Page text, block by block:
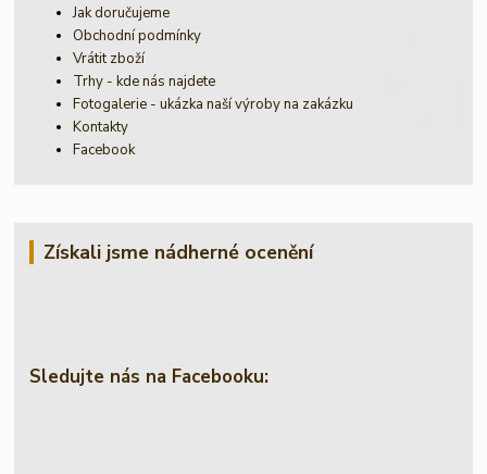
Jak doručujeme
Obchodní podmínky
Vrátit zboží
Trhy - kde nás najdete
Fotogalerie - ukázka naší výroby na zakázku
Kontakty
Facebook
Získali jsme nádherné ocenění
Sledujte nás na Facebooku: